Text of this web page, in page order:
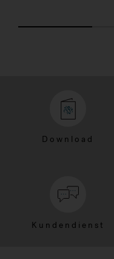
Download
Kundendienst